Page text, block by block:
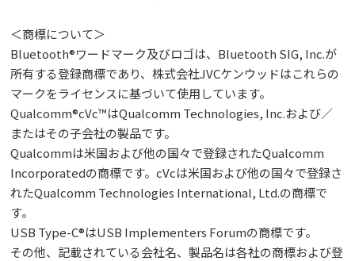
＜商標について＞
Bluetooth®ワードマーク及びロゴは、Bluetooth SIG, Inc.が
所有する登録商標であり、株式会社JVCケンウッドはこれらの
マークをライセンスに基づいて使用しています。
Qualcomm®cVc™はQualcomm Technologies, Inc.および／
またはその子会社の製品です。
Qualcommは米国および他の国々で登録されたQualcomm
Incorporatedの商標です。cVcは米国および他の国々で登録さ
れたQualcomm Technologies International, Ltd.の商標で
す。
USB Type-C®はUSB Implementers Forumの商標です。
その他、記載されている会社名、製品名は各社の商標および登